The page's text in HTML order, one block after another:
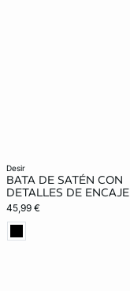
desir
BATA DE SATÉN CON
DETALLES DE ENCAJE
45,99 €